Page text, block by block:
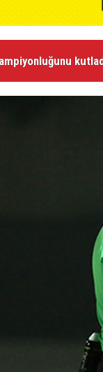
dönemi sürüyor